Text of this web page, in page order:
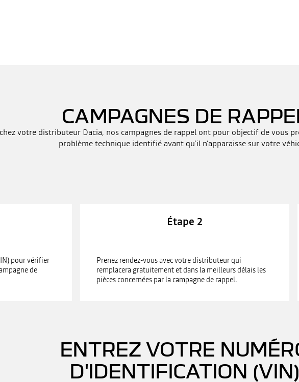
CAMPAGNES DE RAPPEL
chez votre distributeur Dacia, nos campagnes de rappel ont pour objectif de vous
problème technique identifié avant qu’il n’apparaisse sur votre
pour vérifier
de
Étape 2
Prenez rendez-vous avec votre distributeur qui
remplacera gratuitement et dans la meilleurs délais les
pièces concernées par la campagne de rappel.
ENTREZ VOTRE
D'IDENTIFICATION (VIN)